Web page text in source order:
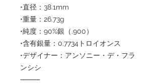
•直径：38.1mm
•重量：26.73g
•純度：90%銀（.900）
•含有銀量：0.7734トロイオンス
•デザイナー：アンソニー・デ・フラ
ンシシ
⸻